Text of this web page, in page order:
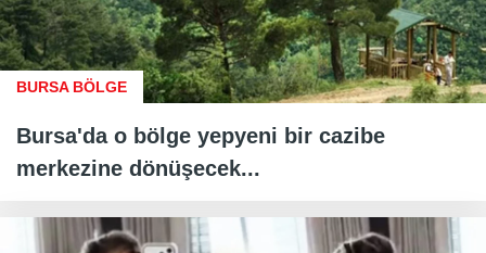
BURSA BÖLGE
Bursa'da o bölge yepyeni bir cazibe
merkezine dönüşecek...